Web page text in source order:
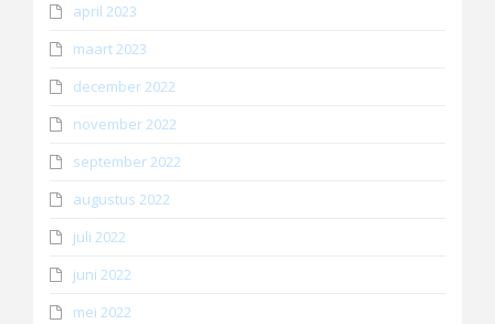
april 2023
maart 2023
december 2022
november 2022
september 2022
augustus 2022
juli 2022
juni 2022
mei 2022